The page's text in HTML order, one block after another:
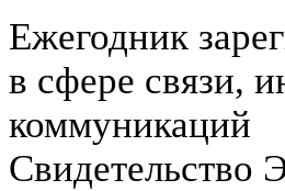
Ежегодник
в сфере связи,
коммуникаций